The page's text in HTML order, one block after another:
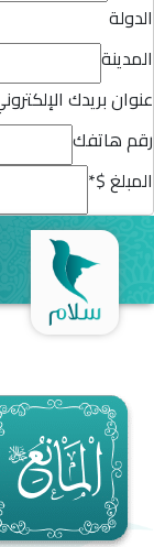
الدولة
المدينة
عنوان بريدك
رقم هاتفك
المبلغ $*